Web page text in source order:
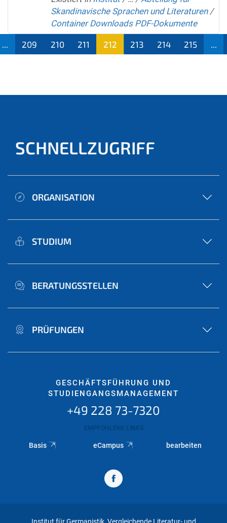
Skandinavische Sprachen und Literaturen /
Container Downloads PDF-Dokumente
209 210 211
212
213 214 215
SCHNELLZUGRIFF
ORGANISATION
STUDIUM
BERATUNGSSTELLEN
PRÜFUNGEN
GESCHÄFTSFÜHRUNG UND
STUDIENGANGSMANAGEMENT
+49 228 73-7320
EMPFOHLENE LINKS
Basis eCampus bearbeiten
Institut für Germanistik, Vergleichende Literatur- und